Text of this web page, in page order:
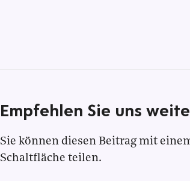
Empfehlen Sie uns
Sie können diesen Beitrag mit
Schaltfläche teilen.